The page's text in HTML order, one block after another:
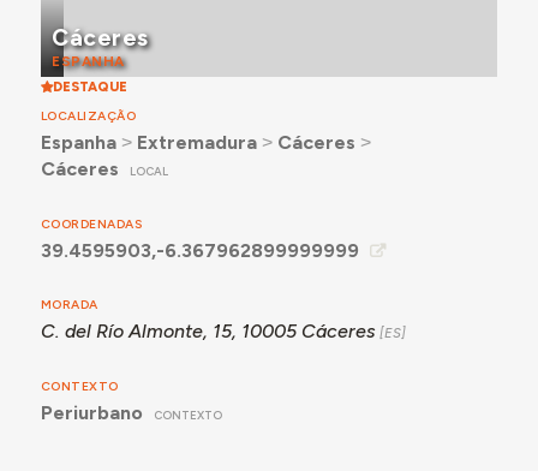
Cáceres
ESPANHA
DESTAQUE
LOCALIZAÇÃO
Espanha˃ Extremadura˃ Cáceres ˃
Cáceres
LOCAL
COORDENADAS
39.4595903,-6.367962899999999
MORADA
C. del Río Almonte, 15, 10005 Cáceres
CONTEXTO
Periurbano CONTEXTO